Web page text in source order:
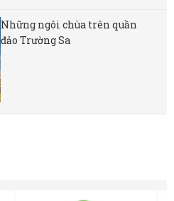
Những ngôi chùa trên quần
đảo Trường Sa